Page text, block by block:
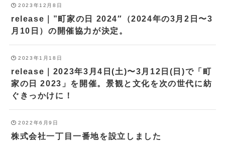
2023年12月8日
release｜”町家の日 2024″（2024年の3月2日〜3
月10日）の開催協力が決定。
2023年1月18日
release｜2023年3月4日(土)〜3月12日(日)で「町
家の日 2023」を開催。景観と文化を次の世代に紡
ぐきっかけに！
2022年6月9日
株式会社一丁目一番地を設立しました